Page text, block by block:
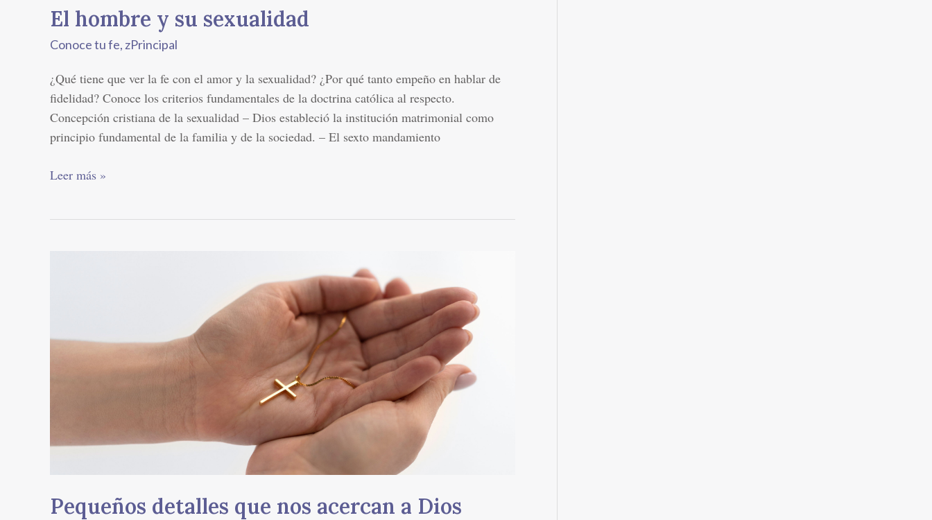
El hombre y su sexualidad
Conoce tu fe,zPrincipal
¿Qué tiene que ver la fe con el amor y la sexualidad? ¿Por qué tanto empeño en hablar de
fidelidad? Conoce los criterios fundamentales de la doctrina católica al respecto.
Concepción cristiana de la sexualidad – Dios estableció la institución matrimonial como
principio fundamental de la familia y de la sociedad. – El sexto mandamiento
Leer más »
Pequeños detalles que nos acercan a Dios
acercan